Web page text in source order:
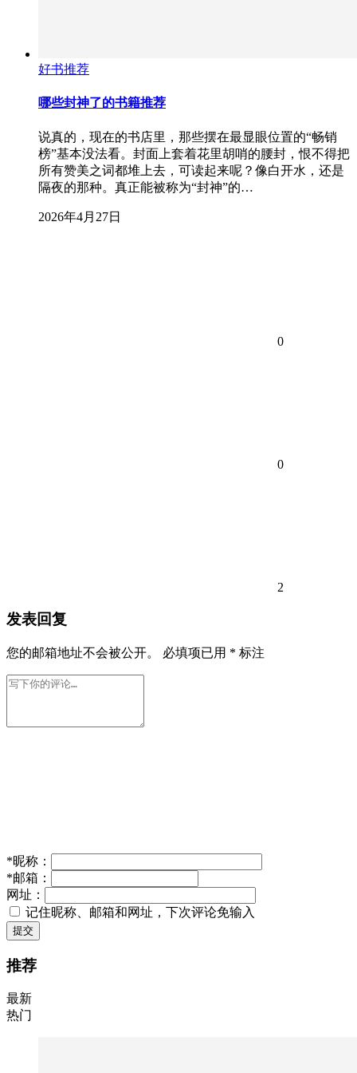
好书推荐
哪些封神了的书籍推荐
说真的，现在的书店里，那些摆在最显眼位置的“畅销
榜”基本没法看。封面上套着花里胡哨的腰封，恨不得把
所有赞美之词都堆上去，可读起来呢？像白开水，还是
隔夜的那种。真正能被称为“封神”的…
2026年4月27日
0
0
2
发表回复
您的邮箱地址不会被公开。 必填项已用 * 标注
*昵称：
*邮箱：
网址：
记住昵称、邮箱和网址，下次评论免输入
提交
推荐
最新
热门